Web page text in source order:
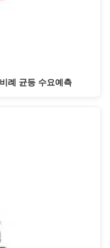
례 균등 수요예측